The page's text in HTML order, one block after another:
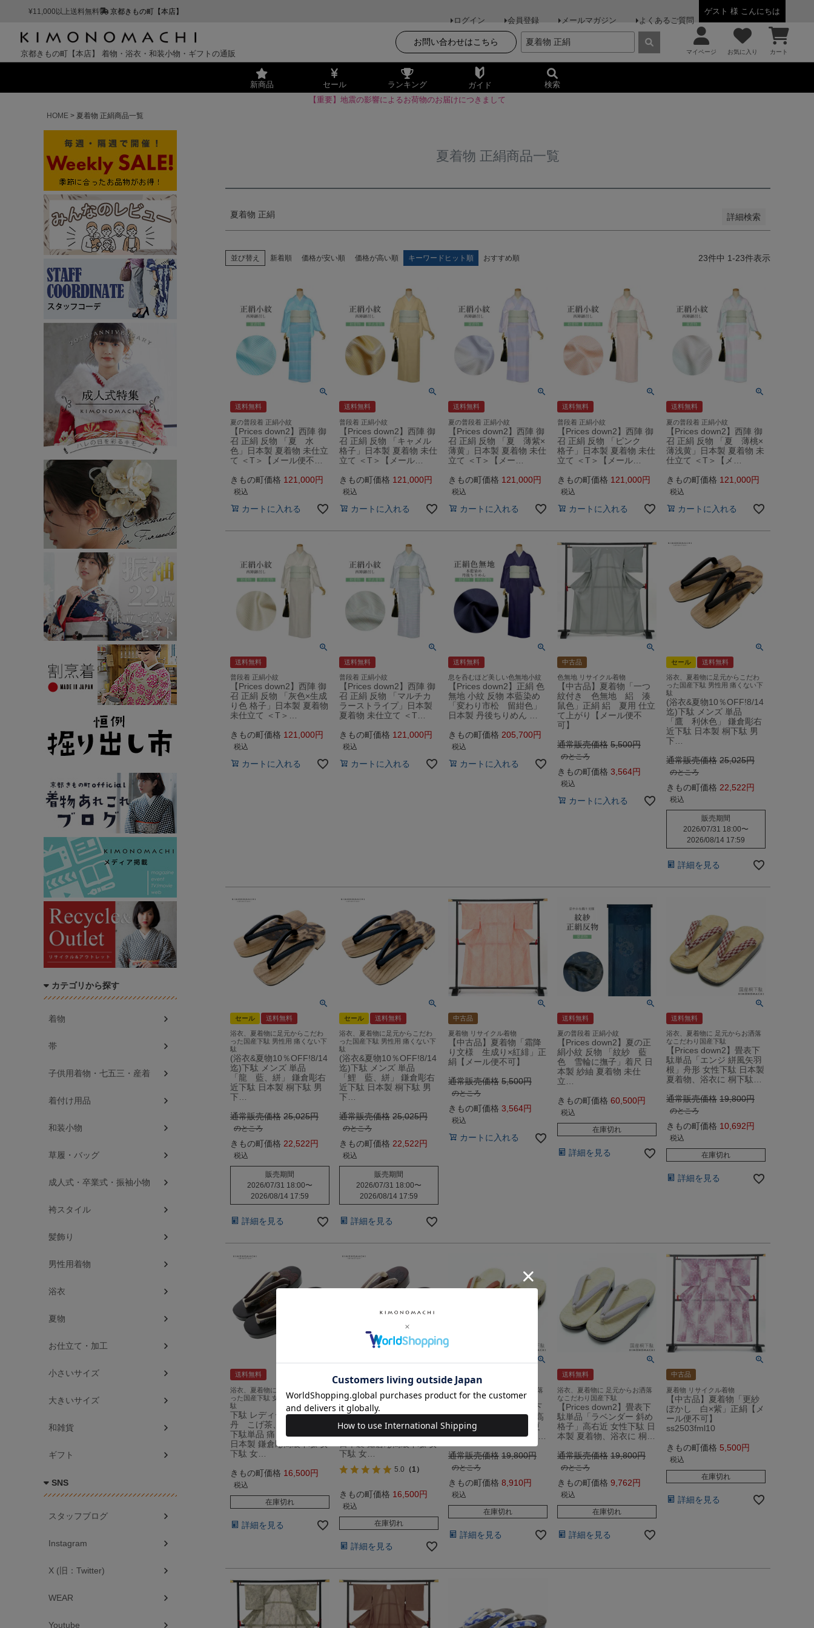
¥11,000以上送料無料 京都きもの町【本店】
ゲスト 様 こんにちは
ログイン
会員登録 メールマガジン よくあるご質問
京都きもの町【本店】 着物・浴衣・和装小物・ギフトの通販
お問い合わせはこちら
マイページ お気に入り カート
新商品 セール ランキング ガイド 検索
【重要】地震の影響によるお荷物のお届けにつきまして
HOME
夏着物 正絹商品一覧
夏着物 正絹商品一覧
夏着物 正絹 詳細検索
価格
〜
在庫なし商品
在庫なし商品を表示
商品番号
検索
並び替え 新着順 価格が安い順 価格が高い順 キーワードヒット順 おすすめ順 23件中 1-23件表示
送料無料
夏の普段着 正絹小紋
【Prices down2】西陣 御
召 正絹 反物 「夏 水
色」日本製 夏着物 未仕立
て ＜T＞【メール便不…
きもの町価格 121,000
税込
カートに入れる
送料無料
普段着 正絹小紋
【Prices down2】西陣 御
召 正絹 反物 「キャメル
格子」日本製 夏着物 未仕
立て ＜T＞【メール…
きもの町価格 121,000
税込
カートに入れる
送料無料
夏の普段着 正絹小紋
【Prices down2】西陣 御
召 正絹 反物 「夏 薄紫×
薄黄」日本製 夏着物 未仕
立て ＜T＞【メー…
きもの町価格 121,000
税込
カートに入れる
送料無料
普段着 正絹小紋
【Prices down2】西陣 御
召 正絹 反物 「ピンク
格子」日本製 夏着物 未仕
立て ＜T＞【メール…
きもの町価格 121,000
税込
カートに入れる
送料無料
夏の普段着 正絹小紋
【Prices down2】西陣 御
召 正絹 反物 「夏 薄桃×
薄浅黄」日本製 夏着物 未
仕立て ＜T＞【メ…
きもの町価格 121,000
税込
カートに入れる
送料無料
普段着 正絹小紋
【Prices down2】西陣 御
召 正絹 反物 「灰色×生成
り色 格子」日本製 夏着物
未仕立て ＜T＞…
きもの町価格 121,000
税込
カートに入れる
送料無料
普段着 正絹小紋
【Prices down2】西陣 御
召 正絹 反物 「マルチカ
ラーストライプ」日本製
夏着物 未仕立て ＜T…
きもの町価格 121,000
税込
カートに入れる
送料無料
息を呑むほど美しい色無地小紋
【Prices down2】正絹 色
無地 小紋 反物 本藍染め
「変わり市松 留紺色」
日本製 丹後ちりめん …
きもの町価格 205,700
税込
カートに入れる
中古品
色無地 リサイクル着物
【中古品】夏着物「一つ
紋付き 色無地 絽 湊
鼠色」正絹 絽 夏用 仕立
て上がり【メール便不
可】
通常販売価格 5,500
のところ
きもの町価格 3,564
税込
カートに入れる
セール 送料無料
浴衣、夏着物に足元からこだわ
った国産下駄 男性用 痛くない下
駄
(浴衣&夏物10％OFF!8/14
迄)下駄 メンズ 単品
「鷹 利休色」 鎌倉彫右
近下駄 日本製 桐下駄 男
下…
通常販売価格 25,025
のところ
きもの町価格 22,522
税込
販売期間
2026/07/31 18:00〜
2026/08/14 17:59
詳細を見る
セール 送料無料
浴衣、夏着物に足元からこだわ
った国産下駄 男性用 痛くない下
駄
(浴衣&夏物10％OFF!8/14
迄)下駄 メンズ 単品
「龍 藍、絣」 鎌倉彫右
近下駄 日本製 桐下駄 男
下…
通常販売価格 25,025
のところ
きもの町価格 22,522
税込
販売期間
2026/07/31 18:00〜
2026/08/14 17:59
詳細を見る
セール 送料無料
浴衣、夏着物に足元からこだわ
った国産下駄 男性用 痛くない下
駄
(浴衣&夏物10％OFF!8/14
迄)下駄 メンズ 単品
「鯉 藍、絣」 鎌倉彫右
近下駄 日本製 桐下駄 男
下…
通常販売価格 25,025
のところ
きもの町価格 22,522
税込
販売期間
2026/07/31 18:00〜
2026/08/14 17:59
詳細を見る
中古品
夏着物 リサイクル着物
【中古品】夏着物「霜降
り文様 生成り×紅緋」正
絹【メール便不可】
通常販売価格 5,500
のところ
きもの町価格 3,564
税込
カートに入れる
送料無料
夏の普段着 正絹小紋
【Prices down2】夏の正
絹小紋 反物 「紋紗 藍
色 雪輪に撫子」着尺 日
本製 紗紬 夏着物 未仕
立…
きもの町価格 60,500
税込
在庫切れ
詳細を見る
送料無料
浴衣、夏着物に 足元からお洒落
なこだわり国産下駄
【Prices down2】畳表下
駄単品「エンジ 絣風矢羽
根」舟形 女性下駄 日本製
夏着物、浴衣に 桐下駄…
通常販売価格 19,800
のところ
きもの町価格 10,692
税込
在庫切れ
詳細を見る
送料無料
浴衣、夏着物に足元からこだわ
った国産下駄 女性用 痛くない下
駄
下駄 レディース 単品「牡
丹 こげ茶、無地」女性
下駄単品 痛くなりにくい
日本製 鎌倉彫高級下駄 女
下駄 女…
きもの町価格 16,500
税込
在庫切れ
詳細を見る
った国産下駄 女性用 痛くない下
駄
下駄 レディース 単品「鉄
線 こげ茶、紬調」女性
下駄 女…
5.0 （1）
きもの町価格 16,500
税込
在庫切れ
詳細を見る
浴衣、夏着物に 足元からお洒落
なこだわり国産下駄
【Prices down2】畳表下
駄単品「赤茶色 紬風」高
右近 女性下駄 日本製 夏
着物、浴衣に 桐下駄 【…
通常販売価格 19,800
のところ
きもの町価格 8,910
税込
在庫切れ
詳細を見る
送料無料
浴衣、夏着物に 足元からお洒落
なこだわり国産下駄
【Prices down2】畳表下
駄単品「ラベンダー 斜め
格子」高右近 女性下駄 日
本製 夏着物、浴衣に 桐…
通常販売価格 19,800
のところ
きもの町価格 9,762
税込
在庫切れ
詳細を見る
中古品
夏着物 リサイクル着物
【中古品】夏着物「更紗
ぼかし 白×紫」正絹【メ
ール便不可】
ss2503fml10
きもの町価格 5,500
税込
在庫切れ
詳細を見る
カテゴリから探す
着物
帯
子供用着物・七五三・産着
着付け用品
和装小物
草履・バッグ
成人式・卒業式・振袖小物
袴スタイル
髪飾り
男性用着物
浴衣
夏物
お仕立て・加工
小さいサイズ
大きいサイズ
和雑貨
ギフト
SNS
スタッフブログ
Instagram
X (旧：Twitter)
WEAR
Youtube